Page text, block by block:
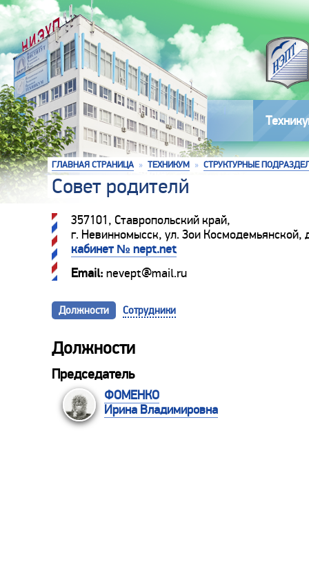
ГЛАВНАЯ СТРАНИЦА » ТЕХНИКУМ » СТРУКТУРНЫЕ
Совет родителй
357101, Ставропольский край,
г. Невинномысск, ул. Зои Космодемьянской,
кабинет № nept.net
Email: nevept@mail.ru
Должности Сотрудники
Должности
Председатель
ФОМЕНКО
Ирина Владимировна